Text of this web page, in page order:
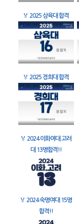
🏅 2025 삼육대 합격
🏅 2025 경희대 합격
🏅 2024 이화여대 고려
대 13명합격!!
🏅 2024 숙명여대 15명
합격!!